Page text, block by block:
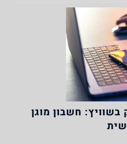
חשבון מוגן